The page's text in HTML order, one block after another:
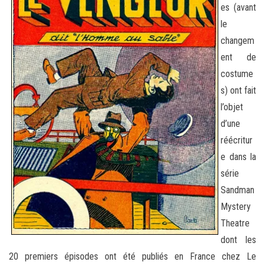
es (avant
le
changem
ent de
costume
s) ont fait
l’objet
d’une
réécritur
e dans la
série
Sandman
Mystery
Theatre
dont les
20 premiers épisodes ont été publiés en France chez Le